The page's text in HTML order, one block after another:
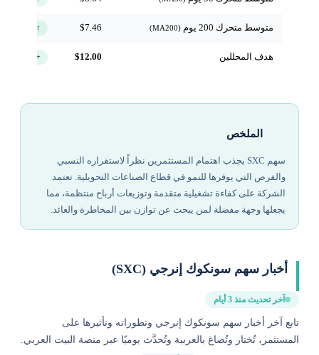
متوسط متحرك 200 يوم $7.46 ↑ فوق
هدف المحللين $12.00
+27.1%
الملخص
سهم SXC يجذب اهتمام المستثمرين نظراً لاستقراره النسبي
والفرص التي يوفرها للنمو في قطاع الصناعات التحويلية. تعتمد
الشركة على كفاءة تشغيلية متقدمة وتوزيعات أرباح منتظمة، مما
يجعلها وجهة مفضلة لمن يبحث عن توازن بين المخاطرة والعائد.
أخبار سهم سونكوك إنرجي (SXC)
آخر تحديث منذ 3 أيام
تابع آخر أخبار سهم سونكوك إنرجي وتطوراته وتأثيرها على
المستثمر، تُختار وتُصاغ بالعربية وتُحدَّث يوميًا عبر منصة البيت العربي.